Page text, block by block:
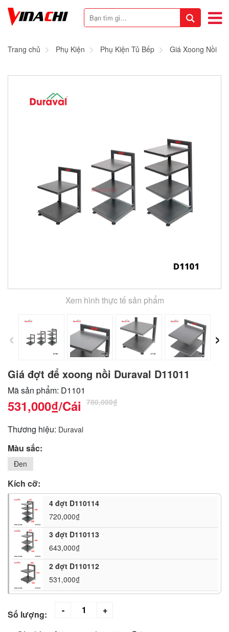
Trang chủ Phụ Kiện Phụ Kiện Tủ Bếp Giá Xoong Nồi
Xem hình thực tế sản phẩm
‹ ›
Giá đợt để xoong nồi Duraval D11011
Mã sản phẩm: D1101
531,000₫/Cái 780,000₫
Thương hiệu: Duraval
Màu sắc:
Đen
Kích cỡ:
4 đợt D110114
720,000₫
3 đợt D110113
643,000₫
2 đợt D110112
531,000₫
Số lượng: